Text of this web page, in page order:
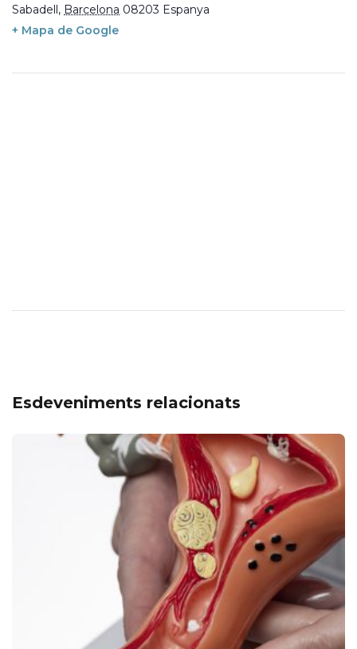
Sabadell, Barcelona 08203 Espanya
+ Mapa de Google
Esdeveniments relacionats